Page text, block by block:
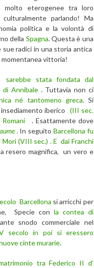
eterogenee tra loro
parlando! Ma
politica e la volontà di
della Spagna. Questa è una
radici in una storia antica
vittoria!
sarebbe stata fondata dal
di Annibale . Tuttavia non ci
né tantomeno greca. Si
iberico
(III sec.
. Esattamente dove
. In seguito Barcellona fu
(VIII sec.) . E dai Franchi
resero magnifica, un vero e
Barcellona si arricchì per
Specie con la contea di
snodo commerciale nel
secolo in poi si eressero
cinte murarie.
tra Federico II d’